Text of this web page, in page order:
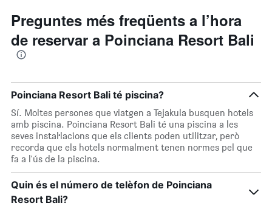
Preguntes més freqüents a l’hora
de reservar a Poinciana Resort Bali
Poinciana Resort Bali té piscina?
Sí. Moltes persones que viatgen a Tejakula busquen hotels
amb piscina. Poinciana Resort Bali té una piscina a les
seves instal·lacions que els clients poden utilitzar, però
recorda que els hotels normalment tenen normes pel que
fa a l'ús de la piscina.
Quin és el número de telèfon de Poinciana
Resort Bali?